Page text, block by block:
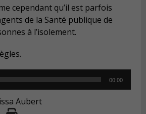
cependant qu’il est parfois
de la Santé publique de
à l’isolement.
ègles.
00:00
Aubert